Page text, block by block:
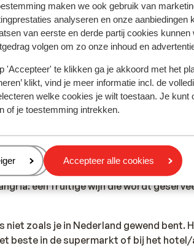
maken we ook gebruik van
analyseren en onze aanbiedingen
van eerste en derde partij cookies kunnen
volgen om zo onze inhoud en
'Accepteer' te klikken ga je akkoord met het
klikt, vind je meer informatie incl. de
welke cookies je wilt toestaan. Je kunt
of je toestemming intrekken.
Accepteer alle cookies
documenten is jouw eigen
gesteld.
betreffende vaccinaties en andere
https://www.lcr.nl/.
voor de politie, ambulance en
tapas (kleine hapjes) en paella (rijst
een fruitige wijn die wordt
niet zoals je in Nederland gewend
beste in de supermarkt of bij het